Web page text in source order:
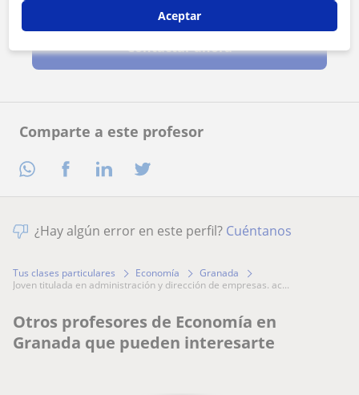
Comparte a este profesor
Contactar ahora
¿Hay algún error en este perfil? Cuéntanos
Tus clases particulares Economía
Granada
joven titulada en administración y dirección de empresas. ac...
Otros profesores de Economía en
Granada que pueden interesarte
Aceptar